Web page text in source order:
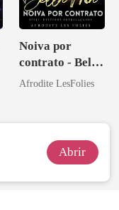
Noiva por
contrato - Bella
Mia
Afrodite LesFolies
Abrir